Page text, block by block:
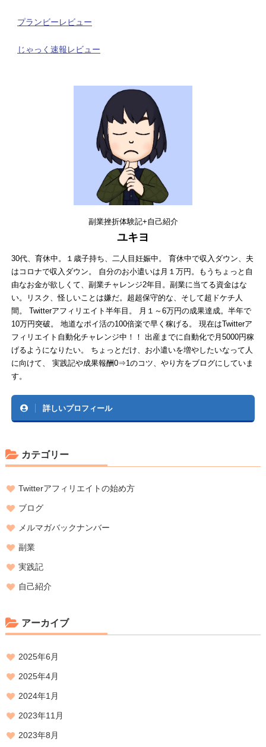
プランビーレビュー
じゃっく速報レビュー
副業挫折体験記+自己紹介
ユキヨ
30代、育休中。１歳子持ち、二人目妊娠中。 育休中で収入ダウン、夫
はコロナで収入ダウン。 自分のお小遣いは月１万円。もうちょっと自
由なお金が欲しくて、副業チャレンジ2年目。副業に当てる資金はな
い。リスク、怪しいことは嫌だ。超超保守的な、そして超ドケチ人
間。 Twitterアフィリエイト半年目。 月１～6万円の成果達成。半年で
10万円突破。 地道なポイ活の100倍楽で早く稼げる。 現在はTwitterア
フィリエイト自動化チャレンジ中！！ 出産までに自動化で月5000円稼
げるようになりたい。 ちょっとだけ、お小遣いを増やしたいなって人
に向けて、 実践記や成果報酬0⇒1のコツ、やり方をブログにしていま
す。
詳しいプロフィール
カテゴリー
Twitterアフィリエイトの始め方
ブログ
メルマガバックナンバー
副業
実践記
自己紹介
アーカイブ
2025年6月
2025年4月
2024年1月
2023年11月
2023年8月